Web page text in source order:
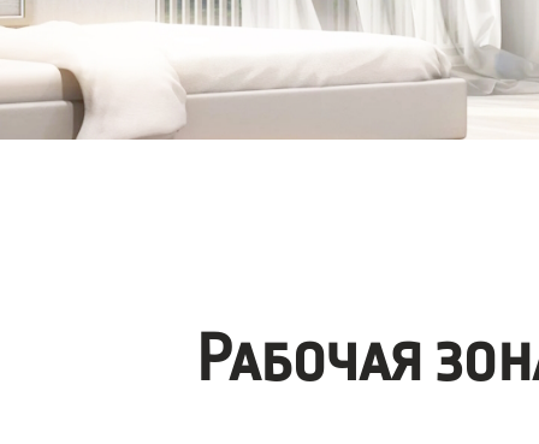
Рабочая